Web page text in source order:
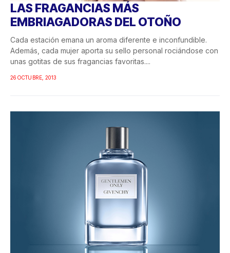
LAS FRAGANCIAS MÁS
EMBRIAGADORAS DEL OTOÑO
Cada estación emana un aroma diferente e inconfundible.
Además, cada mujer aporta su sello personal rociándose con
unas gotitas de sus fragancias favoritas....
26 OCTUBRE, 2013